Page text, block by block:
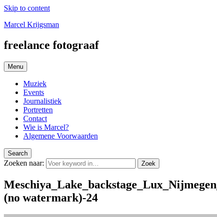
Skip to content
Marcel Krijgsman
freelance fotograaf
Menu
Muziek
Events
Journalistiek
Portretten
Contact
Wie is Marcel?
Algemene Voorwaarden
Search
Zoeken naar: Zoek
(no watermark)-24